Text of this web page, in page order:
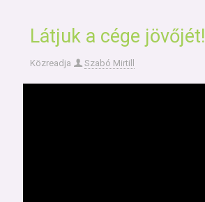
Látjuk a cége jövőjét!
Közreadja Szabó Mirtill